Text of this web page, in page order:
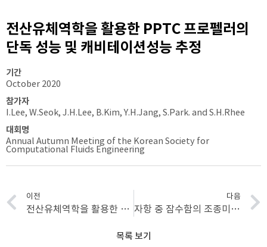
전산유체역학을 활용한 PPTC 프로펠러의
단독 성능 및 캐비테이션성능 추정
기간
October 2020
참가자
I.Lee, W.Seok, J.H.Lee, B.Kim, Y.H.Jang, S.Park. and S.H.Rhee
대회명
Annual Autumn Meeting of the Korean Society for
Computational Fluids Engineering
이전
전산유체역학을 활용한 자주도하장비 문교 상태 성능 평가
다음
자항 중 잠수함의 조종미계수 획득에 관한 CFD 기법 연구
목록 보기